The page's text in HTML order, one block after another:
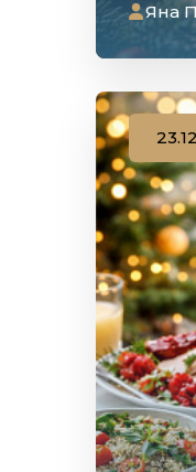
Яна